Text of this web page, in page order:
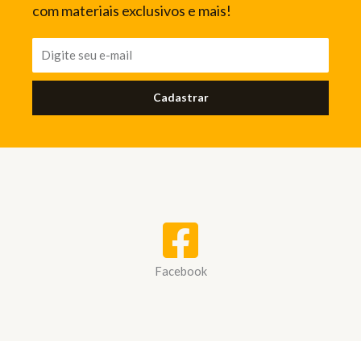
com materiais exclusivos e mais!
Cadastrar
Facebook